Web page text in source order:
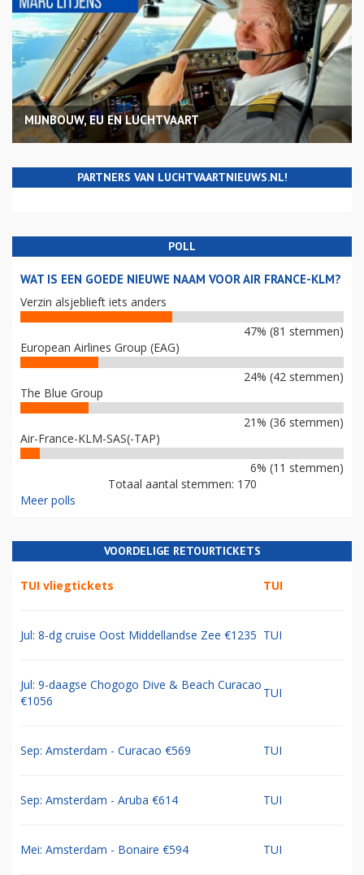
MIJNBOUW, EU EN LUCHTVAART
PARTNERS VAN LUCHTVAARTNIEUWS.NL!
POLL
WAT IS EEN GOEDE NIEUWE NAAM VOOR AIR FRANCE-KLM?
Verzin alsjeblieft iets anders
47% (81 stemmen)
European Airlines Group (EAG)
24% (42 stemmen)
The Blue Group
21% (36 stemmen)
Air-France-KLM-SAS(-TAP)
6% (11 stemmen)
Totaal aantal stemmen: 170
Meer polls
VOORDELIGE RETOURTICKETS
TUI vliegtickets TUI
Jul: 8-dg cruise Oost Middellandse Zee €1235 TUI
Jul: 9-daagse Chogogo Dive & Beach Curacao
€1056
TUI
Sep: Amsterdam - Curacao €569 TUI
Sep: Amsterdam - Aruba €614 TUI
Mei: Amsterdam - Bonaire €594 TUI